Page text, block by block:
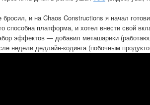
и на Chaos Constructions я начал
способна платформа, и хотел внести свой
эффектов — добавил меташарики
недели дедлайн-кодинга (побочным